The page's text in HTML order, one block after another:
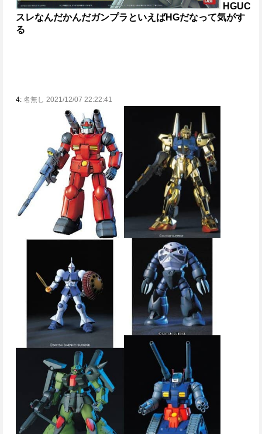
HGUC
スレなんだかんだガンプラといえばHGだなって気がす
る
4: 名無し 2021/12/07 22:22:41